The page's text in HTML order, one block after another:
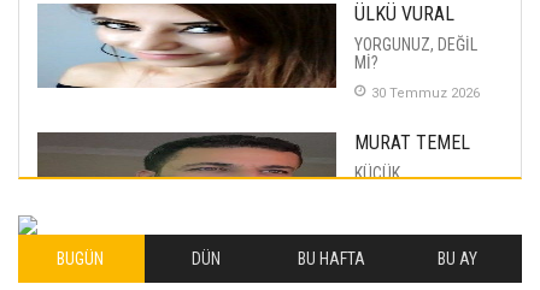
ÜLKÜ VURAL
YORGUNUZ, DEĞİL
Mİ?
30 Temmuz 2026
MURAT TEMEL
KÜÇÜK
İLHAN YILMAZ
BUGÜN DÜN BU HAFTA BU AY